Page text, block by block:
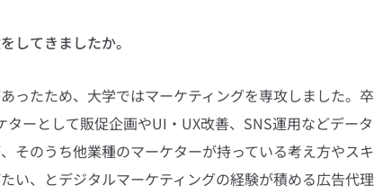
てきましたか。
ったため、大学ではマーケティングを専攻しました。卒
ーとして販促企画やUI・UX改善、SNS運用などデータ
そのうち他業種のマーケターが持っている考え方やスキ
い、とデジタルマーケティングの経験が積める広告代理